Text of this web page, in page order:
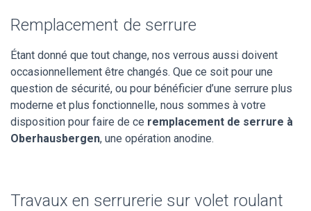
Remplacement de serrure
Étant donné que tout change, nos verrous aussi doivent
occasionnellement être changés. Que ce soit pour une
question de sécurité, ou pour bénéficier d’une serrure plus
moderne et plus fonctionnelle, nous sommes à votre
disposition pour faire de ce remplacement de serrure à
Oberhausbergen, une opération anodine.
Travaux en serrurerie sur volet roulant